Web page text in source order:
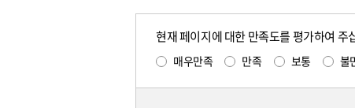
현재 페이지에 대한 만족도를 평가하여 주
매우만족 만족 보통 불